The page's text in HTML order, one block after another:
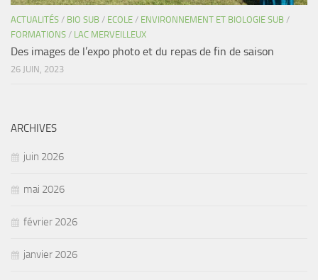
ACTUALITÉS / BIO SUB / ECOLE / ENVIRONNEMENT ET BIOLOGIE SUB /
FORMATIONS / LAC MERVEILLEUX
Des images de l’expo photo et du repas de fin de saison
26 JUIN, 2023
ARCHIVES
juin 2026
mai 2026
février 2026
janvier 2026